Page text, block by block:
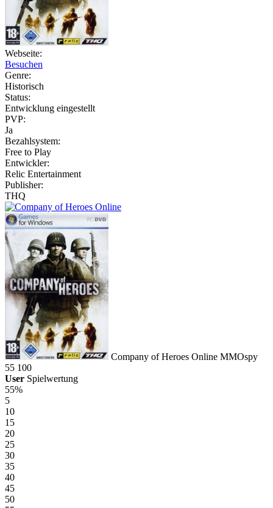
Webseite:
Besuchen
Genre:
Historisch
Status:
Entwicklung eingestellt
PVP:
Ja
Bezahlsystem:
Free to Play
Entwickler:
Relic Entertainment
Publisher:
THQ
Company of Heroes Online MMOspy
55 100
User Spielwertung
55%
5
10
15
20
25
30
35
40
45
50